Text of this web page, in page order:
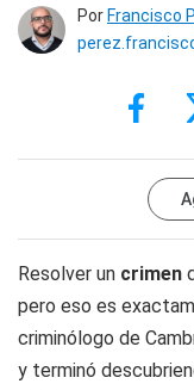
Por Francisco
Resolver un crimen
pero eso es
criminólogo de
y terminó